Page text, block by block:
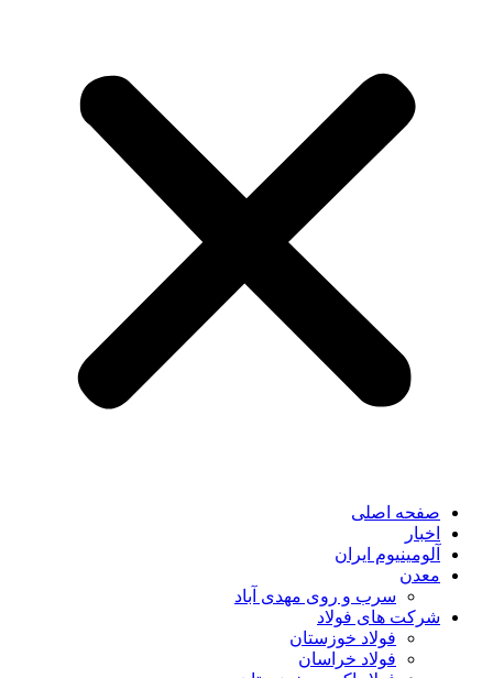
صفحه اصلی
اخبار
آلومینیوم ایران
معدن
سرب و روی مهدی آباد
شرکت های فولاد
فولاد خوزستان
فولاد خراسان